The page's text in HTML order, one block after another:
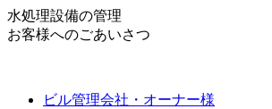
水処理設備の管理
お客様へのごあいさつ
ビル管理会社・オーナー様